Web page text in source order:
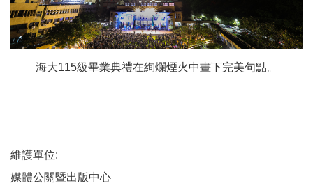
海大115級畢業典禮在絢爛煙火中畫下完美句點。
維護單位:
媒體公關暨出版中心